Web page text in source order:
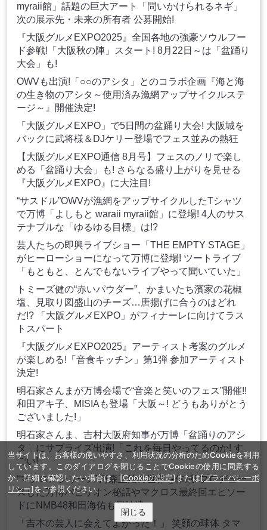
myraii館」話題の巨大アート「問いかけられるネギ」
次の展示先・未来の所有者 公募開始!
『大阪グルメEXPO2025』全国各地の強豪ソウルフー
ド参戦!「大阪秋の陣」スタート! 8月22日～は「盆踊り
大会」も!
OWVも出演!「○○のアシタ」とのコラボ企画『海と海
の生き物のアシタ～使用済み漁網アップサイクルステ
ージ～』開催決定!
「大阪グルメEXPO」で5日間の盆踊り大会! 大阪城を
バックに武将様＆DJケリー登場でフェス並みの熱狂
【大阪グルメEXPO通信 8月号】フェスのノリで楽し
める「盆踊り大会」も! さらなる盛り上がりを見せる
『大阪グルメEXPO』に大注目!
“サスドル”OWVが漁網をアップサイクルしたTシャツ
で万博「よしもと waraii myraii館」に登場! 4人のサス
テナブルな「ゆるゆる目標」は!?
芸人たちの即興ライブショー「THE EMPTY STAGE」
がヒーローショーになって万博に登場! ツートライブ
「もともと、とんでもないライブやって聞いていた」
トミーズ健の“赤いパウダー”、かまいたち濱家の花椒
塩、見取り図盛山のチーズ…唐揚げに合うのはどれ
だ!? 「大阪グルメEXPO」がフィナーレに向けてラス
トスパート
『大阪グルメEXPO2025』アーティスト考案のグルメ
が楽しめる!「音食キッチン」第1弾 参加アーティスト
決定!
明石家さんまが万博会場で“音楽と笑いのフェス”開催!!
和田アキ子、MISIAも登場「大阪～! どうもありがとう
ございました!」
明石家さんま、吉村大阪府知事が万博「盆踊りのアシ
タ」にサプライズ出演!「これを毎日やってるのか! す
ごい!」
“マクロスシリーズ”河森正治の世界を体感! プロデュー
スした万博パビリオン秘話やマクロス最終回エピソー
ドにNMB48和田海佑も興味津々
「吉本の芸人に会えてよかった！」 笑顔の球体 タマ
当サイトは、お客様の使いやすさ、利用状況の分析のためCookieを利用
しています。このダイアログを閉じることでCookieの使用に同意する
か、詳細を確認したい場合は、[Cookieの設定]または[プライバシーポ
リシー]をご参照ください。
閉じる